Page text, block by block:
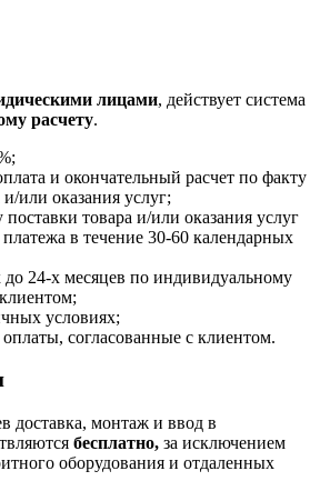
лицами, действует система
расчету.
и окончательный расчет по факту
или оказания услуг;
товара и/или оказания услуг
в течение 30-60 календарных
до 24-х месяцев по индивидуальному
условиях;
согласованные с клиентом.
доставка, монтаж и ввод в
бесплатно, за исключением
оборудования и отдаленных